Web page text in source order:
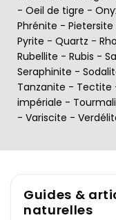
- Oeil de tigre -
Phrénite - Pietersite
Pyrite - Quartz -
Rubellite - Rubis -
Seraphinite -
Tanzanite - Tectite
impériale -
- Variscite -
Guides &
naturelles